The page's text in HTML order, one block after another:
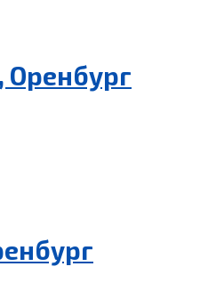
Оренбург